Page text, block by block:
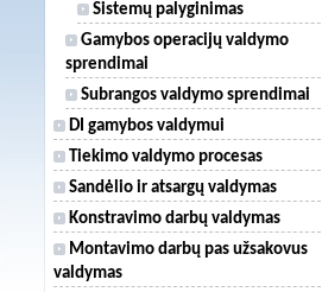
Sistemų palyginimas
Gamybos operacijų valdymo
sprendimai
Subrangos valdymo sprendimai
DI gamybos valdymui
Tiekimo valdymo procesas
Sandėlio ir atsargų valdymas
Konstravimo darbų valdymas
Montavimo darbų pas užsakovus
valdymas